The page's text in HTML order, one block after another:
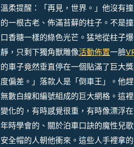
溫柔提醒：「再見，世界。」他沒有
的一根古老、佈滿苔蘚的柱子。不是
口香糖一樣的綠色光芒。猛地從柱子
靜，只剩下獨角獸雕像活動佈置一臉
的車子竟然垂直停在一個貼滿了巨大
度偏差。」落款人是「倒車王」。他
無數白線和編號組成的巨大網格。這
變化的，有時感覺很重，有時像漂浮
年時學會的、關於泊車口訣的魔性兒
安全帽的人朝他衝來。這些人手裡拿